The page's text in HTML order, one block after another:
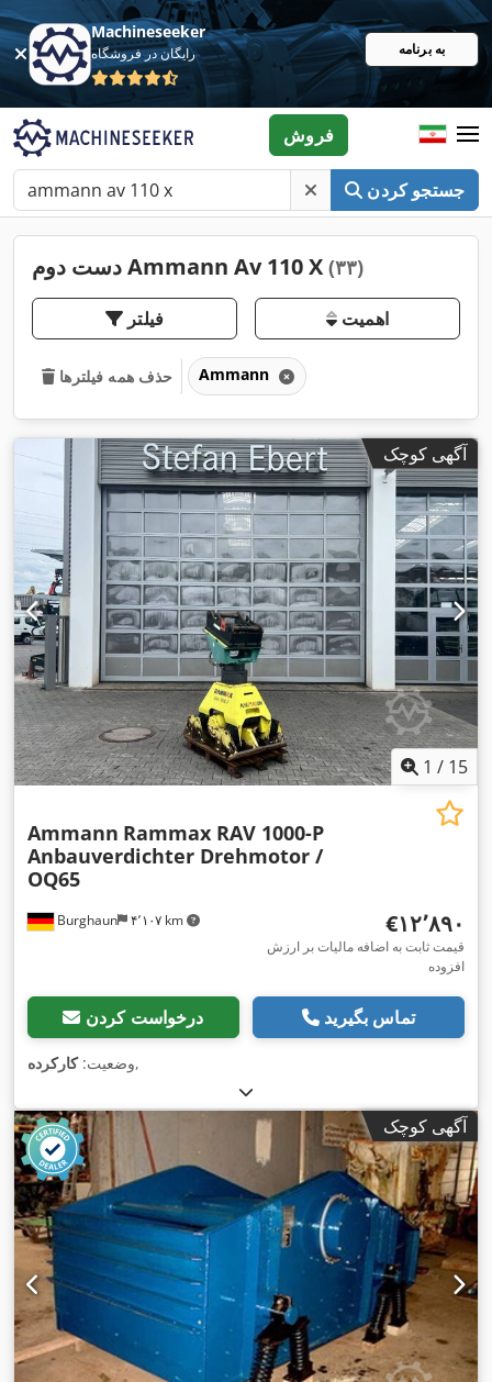
Machineseeker
رایگان در فروشگاه به برنامه
جستجو کردن
فروش
دست دوم Ammann Av 110 X (۳۳)
فیلتر اهمیت
حذف همه فیلترها Ammann
آگهی کوچک
1 / 15
Burghaun ۴٬۱۰۷ km
Ammann Rammax RAV 1000-P
Anbauverdichter Drehmotor /
OQ65
‎€۱۲٬۸۹۰
قیمت ثابت به اضافه مالیات بر ارزش
افزوده
درخواست کردن تماس بگیرید
وضعیت:کارکرده ,
آگهی کوچک